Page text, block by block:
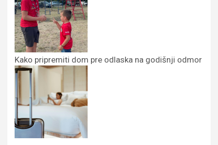
Kako pripremiti dom pre odlaska na godišnji odmor